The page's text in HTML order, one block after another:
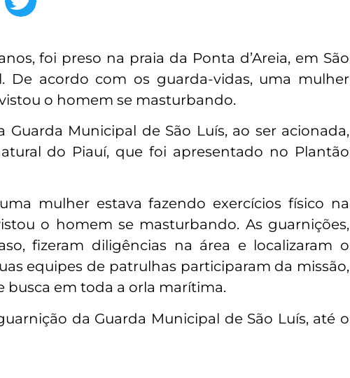
foi preso na praia da Ponta d’Areia, em São
De acordo com os guarda-vidas, uma mulher
o homem se masturbando.
Municipal de São Luís, ao ser acionada,
do Piauí, que foi apresentado no Plantão
mulher estava fazendo exercícios físico na
o homem se masturbando. As guarnições,
fizeram diligências na área e localizaram o
equipes de patrulhas participaram da missão,
busca em toda a orla marítima.
da Guarda Municipal de São Luís, até o